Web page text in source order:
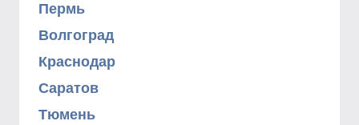
Пермь
Волгоград
Краснодар
Саратов
Тюмень